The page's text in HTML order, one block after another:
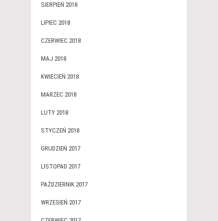
SIERPIEŃ 2018
LIPIEC 2018
CZERWIEC 2018
MAJ 2018
KWIECIEŃ 2018
MARZEC 2018
LUTY 2018
STYCZEŃ 2018
GRUDZIEŃ 2017
LISTOPAD 2017
PAŹDZIERNIK 2017
WRZESIEŃ 2017